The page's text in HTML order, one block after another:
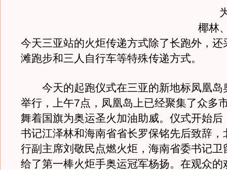
为
椰林
今天三亚站的火炬传递方式除了长跑外，还
滩跑步和三人自行车等特殊传递方式。
今天的起跑仪式在三亚的新地标凤凰岛
举行，上午7点，凤凰岛上已经聚集了众多
舞着国旗为奥运圣火加油助威。仪式开始后
书记江泽林和海南省省长罗保铭先后致辞，
行副主席刘敬民点燃火炬，海南省委书记卫
给了第一棒火炬手奥运冠军杨扬。在观众的